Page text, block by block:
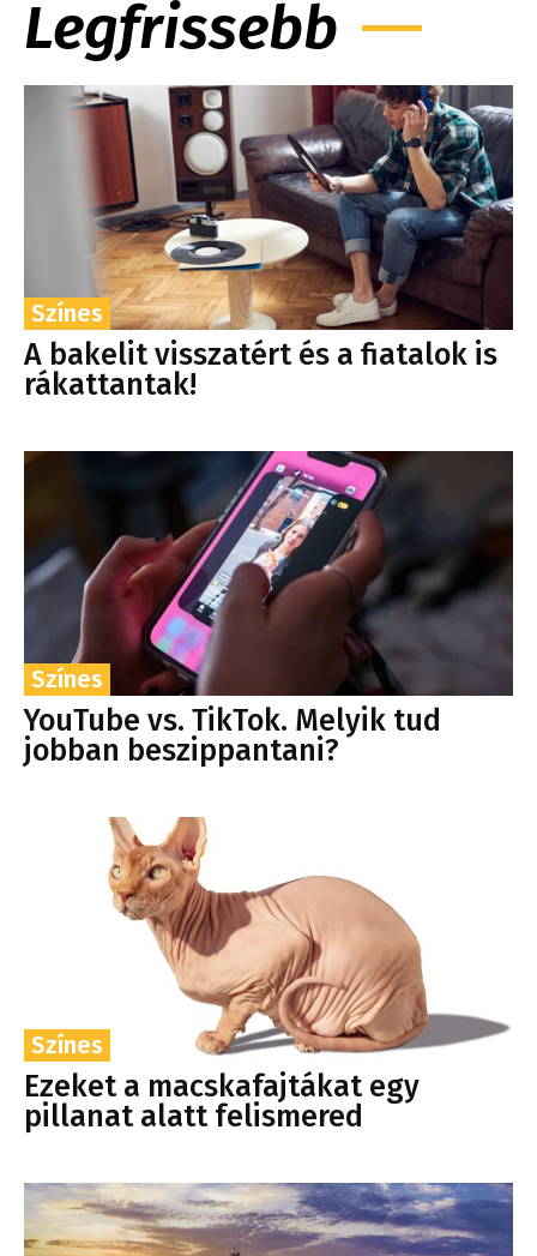
Legfrissebb
Színes
A bakelit visszatért és a fiatalok is
rákattantak!
Színes
YouTube vs. TikTok. Melyik tud
jobban beszippantani?
Színes
Ezeket a macskafajtákat egy
pillanat alatt felismered